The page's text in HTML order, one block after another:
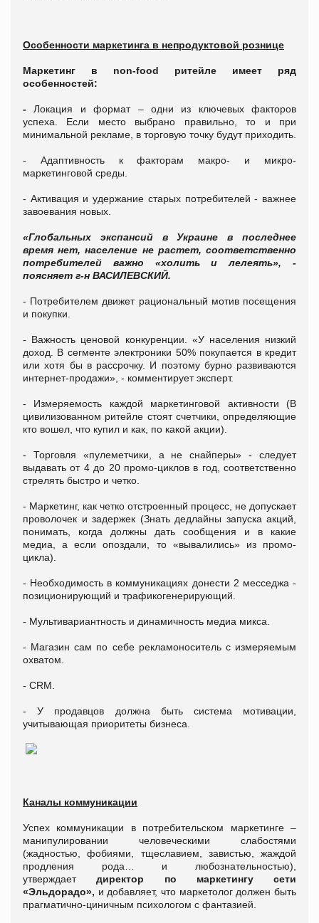
Особенности маркетинга в непродуктовой рознице
Маркетинг в non-food ритейле имеет ряд
особенностей:
-Локация и формат – одни из ключевых факторов
успеха. Если место выбрано правильно, то и при
минимальной рекламе, в торговую точку будут приходить.
- Адаптивность к факторам макро- и микро-
маркетинговой среды.
- Активация и удержание старых потребителей - важнее
завоевания новых.
«Глобальных экспансий в Украине в последнее
время нет, население не растет, соответственно
потребителей важно «холить и лелеять», -
поясняет г-н ВАСИЛЕВСКИЙ.
- Потребителем движет рациональный мотив посещения
и покупки.
- Важность ценовой конкуренции. «У населения низкий
доход. В сегменте электроники 50% покупается в кредит
или хотя бы в рассрочку. И поэтому бурно развиваются
интернет-продажи», - комментирует эксперт.
- Измеряемость каждой маркетинговой активности (В
цивилизованном ритейле стоят счетчики, определяющие
кто вошел, что купил и как, по какой акции).
- Торговля «пулеметчики, а не снайперы» - следует
выдавать от 4 до 20 промо-циклов в год, соответственно
стрелять быстро и четко.
- Маркетинг, как четко отстроенный процесс, не допускает
проволочек и задержек (Знать дедлайны запуска акций,
понимать, когда должны дать сообщения и в какие
медиа, а если опоздали, то «вывалились» из промо-
цикла).
- Необходимость в коммуникациях донести 2 месседжа -
позиционирующий и трафикогенерирующий.
- Мультивариантность и динамичность медиа микса.
- Магазин сам по себе рекламоноситель с измеряемым
охватом.
- CRM.
- У продавцов должна быть система мотивации,
учитывающая приоритеты бизнеса.
Каналы коммуникации
Успех коммуникации в потребительском маркетинге –
манипулировании человеческими слабостями
(жадностью, фобиями, тщеславием, завистью, жаждой
продления рода… и любознательностью),
утверждаетдиректор по маркетингу сети
«Эльдорадо», и добавляет, что маркетолог должен быть
прагматично-циничным психологом с фантазией.